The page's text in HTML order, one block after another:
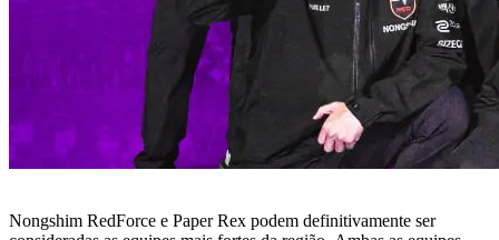
Nongshim RedForce e Paper Rex podem definitivamente ser